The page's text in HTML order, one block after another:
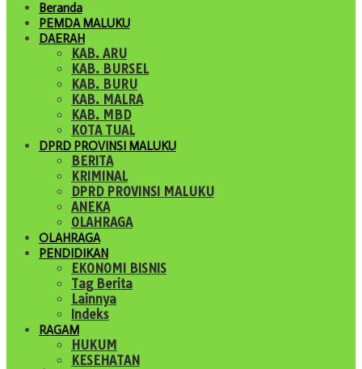
Beranda
PEMDA MALUKU
DAERAH
KAB. ARU
KAB. BURSEL
KAB. BURU
KAB. MALRA
KAB. MBD
KOTA TUAL
DPRD PROVINSI MALUKU
BERITA
KRIMINAL
DPRD PROVINSI MALUKU
ANEKA
OLAHRAGA
OLAHRAGA
PENDIDIKAN
EKONOMI BISNIS
Tag Berita
Lainnya
Indeks
RAGAM
HUKUM
KESEHATAN